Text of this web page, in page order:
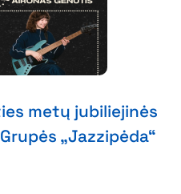
metų jubiliejinės
„Jazzipėda“